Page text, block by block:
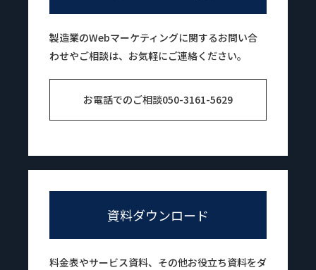
製造業のWebマーケティングに関するお問い合
わせやご相談は、お気軽にご連絡ください。
お電話でのご相談050-3161-5629
資料ダウンロード
料金表やサービス資料、その他お役立ち資料をダ